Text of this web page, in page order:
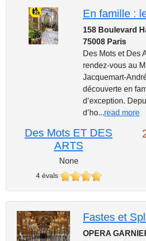
158 Boulevard
75008 Paris
Des Mots et Des
rendez-vous au
Jacquemart-
découverte en
d’exception.
d’ho...read more
Des Mots ET DES
ARTS
None
4 évals
OPERA